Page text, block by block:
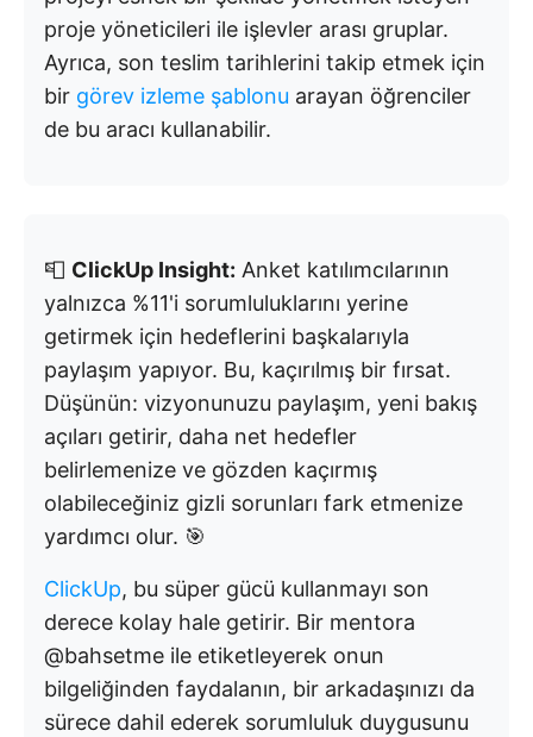
proje yöneticileri ile işlevler arası gruplar.
Ayrıca, son teslim tarihlerini takip etmek için
bir görev izleme şablonu arayan öğrenciler
de bu aracı kullanabilir.
📮 ClickUp Insight: Anket katılımcılarının
yalnızca %11'i sorumluluklarını yerine
getirmek için hedeflerini başkalarıyla
paylaşım yapıyor. Bu, kaçırılmış bir fırsat.
Düşünün: vizyonunuzu paylaşım, yeni bakış
açıları getirir, daha net hedefler
belirlemenize ve gözden kaçırmış
olabileceğiniz gizli sorunları fark etmenize
yardımcı olur. 🎯
ClickUp, bu süper gücü kullanmayı son
derece kolay hale getirir. Bir mentora
@bahsetme ile etiketleyerek onun
bilgeliğinden faydalanın, bir arkadaşınızı da
sürece dahil ederek sorumluluk duygusunu